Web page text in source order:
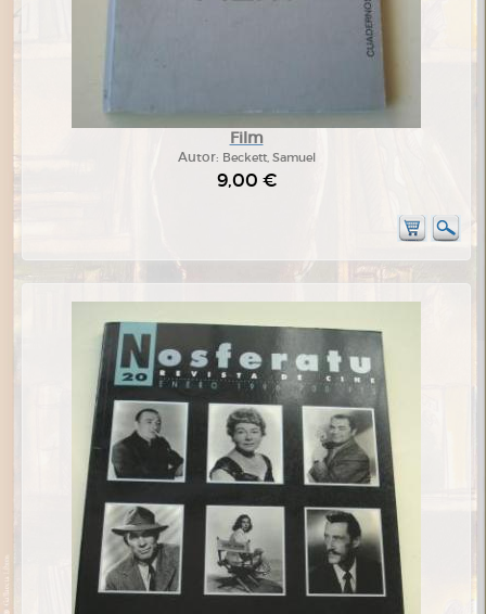
Film
Autor: Beckett, Samuel
9,00 €